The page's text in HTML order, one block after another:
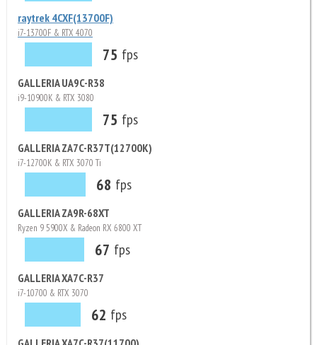
raytrek 4CXF(13700F)
i7-13700F & RTX 4070
75 fps
GALLERIA UA9C-R38
i9-10900K & RTX 3080
75 fps
GALLERIA ZA7C-R37T(12700K)
i7-12700K & RTX 3070 Ti
68 fps
GALLERIA ZA9R-68XT
Ryzen 9 5900X & Radeon RX 6800 XT
67 fps
GALLERIA XA7C-R37
i7-10700 & RTX 3070
62 fps